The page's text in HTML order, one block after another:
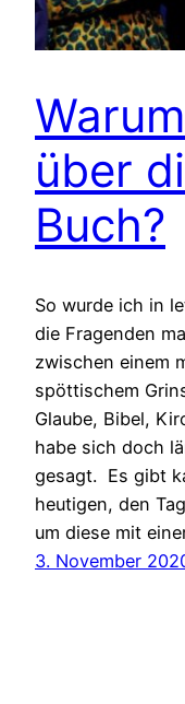
über
Buch?
So wurde ich in
die Fragenden
zwischen einem
spöttischem
Glaube, Bibel,
habe sich doch
gesagt. Es gibt
heutigen, den
um diese mit
3. November